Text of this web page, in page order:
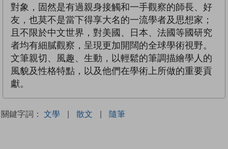
對象，固然是有過親身接觸和一手觀察的師長、好
友，也莫不是當下得享大名的一流學者及思想家；
且不限於中文世界，對美國、日本、法國等國研究
者均有細膩觀察，呈現更加開闊的全球學術視野。
文筆親切、風趣、生動，以輕鬆的筆調描繪學人的
風貌及性格特點，以及他們在學術上所做的重要貢
獻。
關鍵字詞： 文學 | 散文 | 隨筆